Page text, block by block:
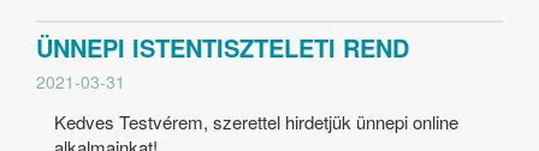
ÜNNEPI ISTENTISZTELETI REND
2021-03-31
Kedves Testvérem, szerettel hirdetjük ünnepi online